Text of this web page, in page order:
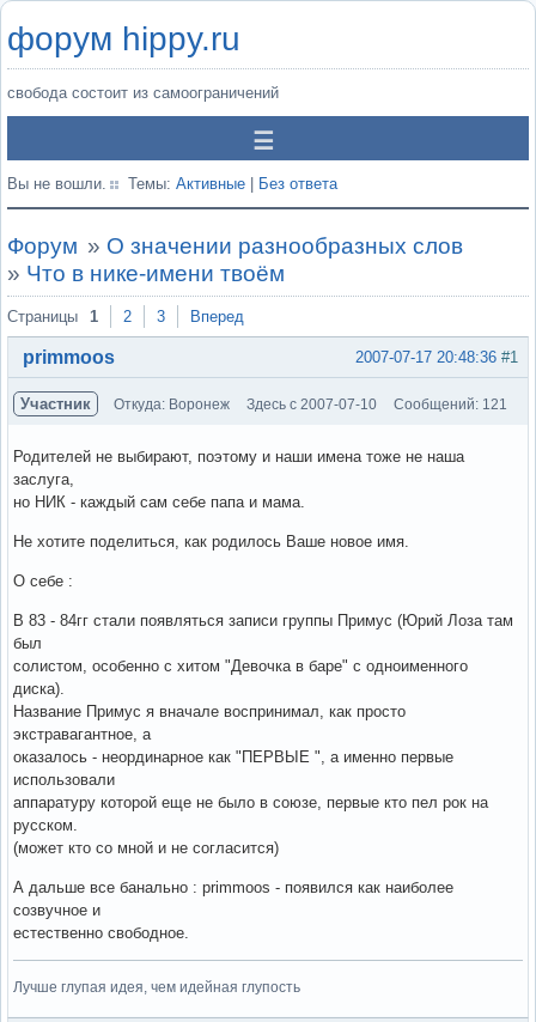
форум hippy.ru
свобода состоит из самоограничений
Вы не вошли. Темы: Активные Без ответа
Форум » О значении разнообразных слов
» Что в нике-имени твоём
Страницы 1 2 3 Вперед
#1
2007-07-17 20:48:36
primmoos
Участник Откуда: Воронеж Здесь с 2007-07-10 Сообщений: 121
Родителей не выбирают, поэтому и наши имена тоже не наша
заслуга,
но НИК - каждый сам себе папа и мама.
Не хотите поделиться, как родилось Ваше новое имя.
О себе :
В 83 - 84гг стали появляться записи группы Примус (Юрий Лоза там
был
солистом, особенно с хитом "Девочка в баре" с одноименного
диска).
Название Примус я вначале воспринимал, как просто
экстравагантное, а
оказалось - неординарное как "ПЕРВЫЕ ", а именно первые
использовали
аппаратуру которой еще не было в союзе, первые кто пел рок на
русском.
(может кто со мной и не согласится)
А дальше все банально : primmoos - появился как наиболее
созвучное и
естественно свободное.
Лучше глупая идея, чем идейная глупость